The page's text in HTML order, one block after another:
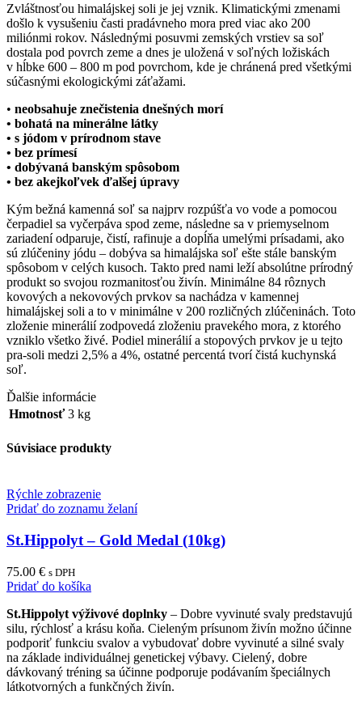
Zvláštnosťou himalájskej soli je jej vznik. Klimatickými zmenami
došlo k vysušeniu časti pradávneho mora pred viac ako 200
miliónmi rokov. Následnými posuvmi zemských vrstiev sa soľ
dostala pod povrch zeme a dnes je uložená v soľných ložiskách
v hĺbke 600 – 800 m pod povrchom, kde je chránená pred všetkými
súčasnými ekologickými záťažami.
• neobsahuje znečistenia dnešných morí
• bohatá na minerálne látky
• s jódom v prírodnom stave
• bez prímesí
• dobývaná banským spôsobom
• bez akejkoľvek ďalšej úpravy
Kým bežná kamenná soľ sa najprv rozpúšťa vo vode a pomocou
čerpadiel sa vyčerpáva spod zeme, následne sa v priemyselnom
zariadení odparuje, čistí, rafinuje a dopĺňa umelými prísadami, ako
sú zlúčeniny jódu – dobýva sa himalájska soľ ešte stále banským
spôsobom v celých kusoch. Takto pred nami leží absolútne prírodný
produkt so svojou rozmanitosťou živín. Minimálne 84 rôznych
kovových a nekovových prvkov sa nachádza v kamennej
himalájskej soli a to v minimálne v 200 rozličných zlúčeninách. Toto
zloženie minerálií zodpovedá zloženiu pravekého mora, z ktorého
vzniklo všetko živé. Podiel minerálií a stopových prvkov je u tejto
pra-soli medzi 2,5% a 4%, ostatné percentá tvorí čistá kuchynská
soľ.
Ďalšie informácie
Hmotnosť 3 kg
Súvisiace produkty
Rýchle zobrazenie
Pridať do zoznamu želaní
St.Hippolyt – Gold Medal (10kg)
75.00 € s DPH
Pridať do košíka
St.Hippolyt výživové doplnky – Dobre vyvinuté svaly predstavujú
silu, rýchlosť a krásu koňa. Cieleným prísunom živín možno účinne
podporiť funkciu svalov a vybudovať dobre vyvinuté a silné svaly
na základe individuálnej genetickej výbavy. Cielený, dobre
dávkovaný tréning sa účinne podporuje podávaním špeciálnych
látkotvorných a funkčných živín.